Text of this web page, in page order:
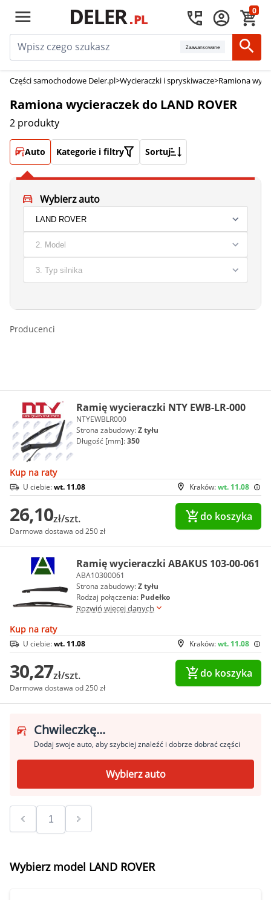
0
Zaawansowane
Części samochodowe Deler.pl>Wycieraczki i spryskiwacze>Ramiona
Ramiona wycieraczek do LAND ROVER
2 produkty
Auto Kategorie i filtry Sortuj
Wybierz auto
Producenci
Ramię wycieraczki NTY EWB-LR-000
NTYEWBLR000
Strona zabudowy:Z tyłu
Długość [mm]:350
Kup na raty
Kraków:wt. 11.08
U ciebie:wt. 11.08
26,10zł/szt.
Darmowa dostawa od 250 zł
do koszyka
Ramię wycieraczki ABAKUS 103-00-061
ABA10300061
Strona zabudowy:Z tyłu
Rodzaj połączenia: Pudełko
Rozwiń więcej danych
Kup na raty
Kraków:wt. 11.08
U ciebie:wt. 11.08
30,27zł/szt.
Darmowa dostawa od 250 zł
do koszyka
Chwileczkę...
Dodaj swoje auto, aby szybciej znaleźć i dobrze dobrać części
Wybierz auto
Wybierz model LAND ROVER